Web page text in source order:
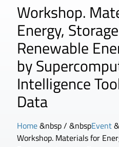
Workshop.
Energy,
Renewable
by
Intelligence
Data
Home&nbsp / &nbspEvent
Workshop. Materials for